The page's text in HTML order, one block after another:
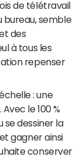
de télétravail
bureau, semble
des
à tous les
repenser
: une
le 100 %
dessiner la
gagner ainsi
conserver